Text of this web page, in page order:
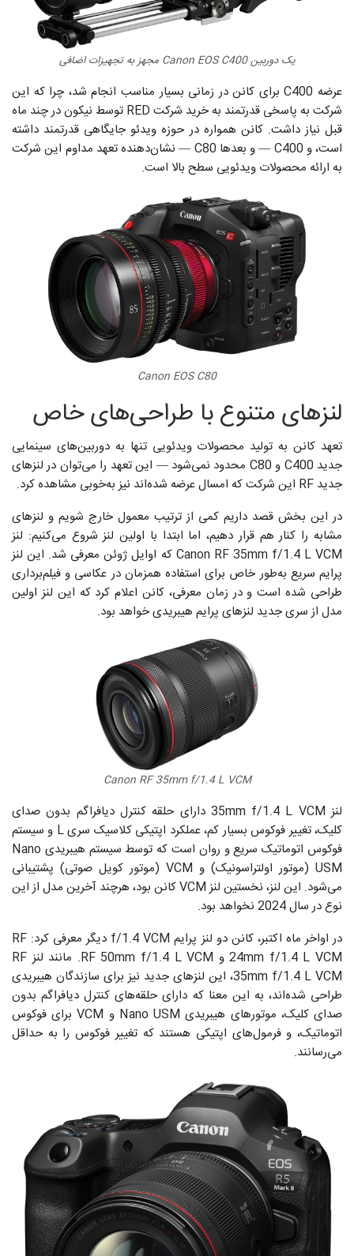
یک دوربین Canon EOS C400 مجهز به تجهیزات اضافی
عرضه C400 برای کانن در زمانی بسیار مناسب انجام شد، چرا که این
شرکت به پاسخی قدرتمند به خرید شرکت RED توسط نیکون در چند ماه
قبل نیاز داشت. کانن همواره در حوزه ویدئو جایگاهی قدرتمند داشته
است، و C400 — و بعدها C80 — نشان‌دهنده تعهد مداوم این شرکت
به ارائه محصولات ویدئویی سطح بالا است.
Canon EOS C80
لنزهای متنوع با طراحی‌های خاص
تعهد کانن به تولید محصولات ویدئویی تنها به دوربین‌های سینمایی
جدید C400 و C80 محدود نمی‌شود — این تعهد را می‌توان در لنزهای
جدید RF این شرکت که امسال عرضه شده‌اند نیز به‌خوبی مشاهده کرد.
در این بخش قصد داریم کمی از ترتیب معمول خارج شویم و لنزهای
مشابه را کنار هم قرار دهیم، اما ابتدا با اولین لنز شروع می‌کنیم: لنز
Canon RF 35mm f/1.4 L VCM که اوایل ژوئن معرفی شد. این لنز
پرایم سریع به‌طور خاص برای استفاده همزمان در عکاسی و فیلم‌برداری
طراحی شده است و در زمان معرفی، کانن اعلام کرد که این لنز اولین
مدل از سری جدید لنزهای پرایم هیبریدی خواهد بود.
Canon RF 35mm f/1.4 L VCM
لنز 35mm f/1.4 L VCM دارای حلقه کنترل دیافراگم بدون صدای
کلیک، تغییر فوکوس بسیار کم، عملکرد اپتیکی کلاسیک سری L و سیستم
فوکوس اتوماتیک سریع و روان است که توسط سیستم هیبریدی Nano
USM (موتور اولتراسونیک) و VCM (موتور کویل صوتی) پشتیبانی
می‌شود. این لنز، نخستین لنز VCM کانن بود، هرچند آخرین مدل از این
نوع در سال 2024 نخواهد بود.
در اواخر ماه اکتبر، کانن دو لنز پرایم f/1.4 VCM دیگر معرفی کرد: RF
24mm f/1.4 L VCM و RF 50mm f/1.4 L VCM. مانند لنز RF
35mm f/1.4 L VCM، این لنزهای جدید نیز برای سازندگان هیبریدی
طراحی شده‌اند، به این معنا که دارای حلقه‌های کنترل دیافراگم بدون
صدای کلیک، موتورهای هیبریدی Nano USM و VCM برای فوکوس
اتوماتیک، و فرمول‌های اپتیکی هستند که تغییر فوکوس را به حداقل
می‌رسانند.